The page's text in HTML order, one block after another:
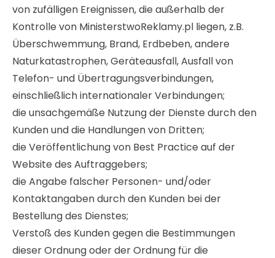
von zufälligen Ereignissen, die außerhalb der
Kontrolle von MinisterstwoReklamy.pl liegen, z.B.
Überschwemmung, Brand, Erdbeben, andere
Naturkatastrophen, Geräteausfall, Ausfall von
Telefon- und Übertragungsverbindungen,
einschließlich internationaler Verbindungen;
die unsachgemäße Nutzung der Dienste durch den
Kunden und die Handlungen von Dritten;
die Veröffentlichung von Best Practice auf der
Website des Auftraggebers;
die Angabe falscher Personen- und/oder
Kontaktangaben durch den Kunden bei der
Bestellung des Dienstes;
Verstoß des Kunden gegen die Bestimmungen
dieser Ordnung oder der Ordnung für die